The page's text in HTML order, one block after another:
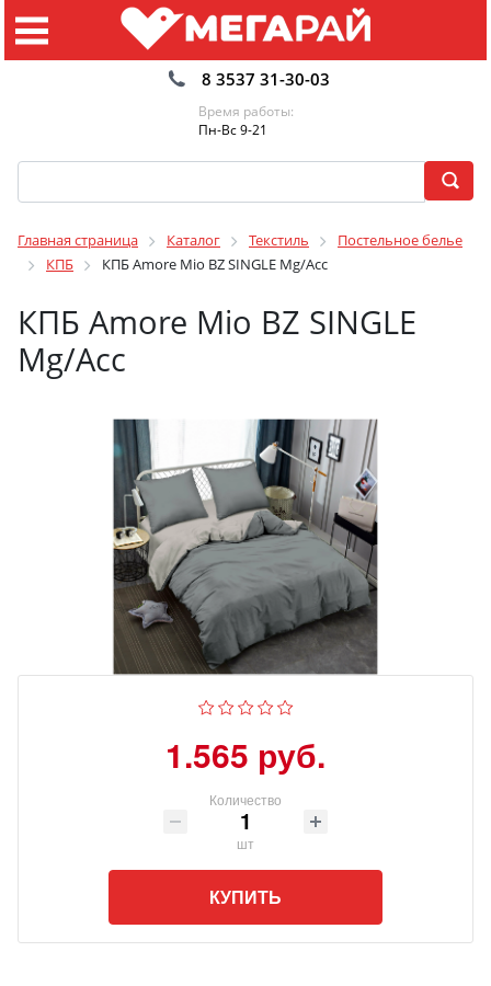
8 3537 31-30-03
Время работы:
Пн-Вс 9-21
Главная страница Каталог Текстиль
Постельное белье
КПБ
КПБ Amore Mio BZ SINGLE Mg/Асс
КПБ Amore Mio BZ SINGLE
Mg/Асс
1.565 руб.
Количество
шт
КУПИТЬ